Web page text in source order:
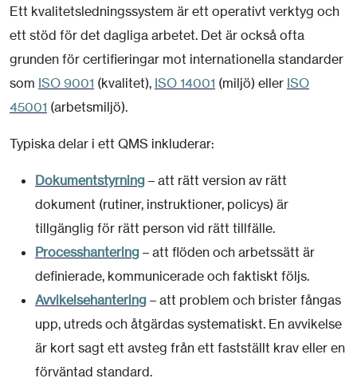
Ett kvalitetsledningssystem är ett operativt verktyg och
ett stöd för det dagliga arbetet. Det är också ofta
grunden för certifieringar mot internationella standarder
som ISO 9001 (kvalitet), ISO 14001 (miljö) eller ISO
45001 (arbetsmiljö).
Typiska delar i ett QMS inkluderar:
Dokumentstyrning – att rätt version av rätt
dokument (rutiner, instruktioner, policys) är
tillgänglig för rätt person vid rätt tillfälle.
Processhantering – att flöden och arbetssätt är
definierade, kommunicerade och faktiskt följs.
Avvikelsehantering – att problem och brister fångas
upp, utreds och åtgärdas systematiskt. En avvikelse
är kort sagt ett avsteg från ett fastställt krav eller en
förväntad standard.